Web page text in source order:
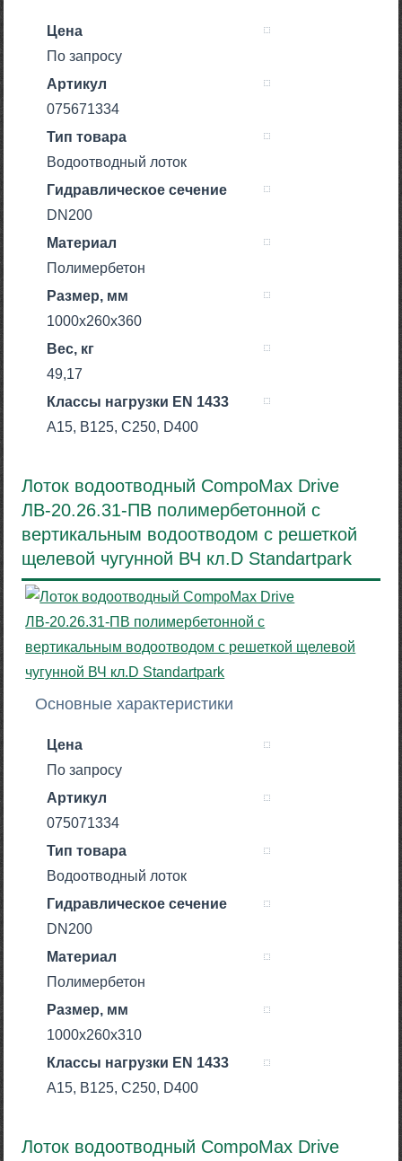
Цена
По запросу
Артикул
075671334
Тип товара
Водоотводный лоток
Гидравлическое сечение
DN200
Материал
Полимербетон
Размер, мм
1000х260х360
Вес, кг
49,17
Класcы нагрузки EN 1433
A15, B125, C250, D400
Лоток водоотводный CompoMax Drive
ЛВ-20.26.31-ПВ полимербетонной с
вертикальным водоотводом с решеткой
щелевой чугунной ВЧ кл.D Standartpark
Основные характеристики
Цена
По запросу
Артикул
075071334
Тип товара
Водоотводный лоток
Гидравлическое сечение
DN200
Материал
Полимербетон
Размер, мм
1000х260х310
Класcы нагрузки EN 1433
A15, B125, C250, D400
Лоток водоотводный CompoMax Drive